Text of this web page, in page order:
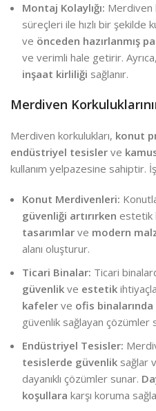
Montaj Kolaylığı: Merdiven
süreçleri ile hızlı bir şekilde
ve önceden hazırlanmış
ve verimli hale getirir.
inşaat kirliliği sağlanır.
Merdiven
Merdiven korkulukları, konut
endüstriyel tesisler ve
kullanım yelpazesine sahiptir.
Konut Merdivenleri:
güvenliği artırırken estetik
tasarımlar ve modern
alanı oluşturur.
Ticari Binalar: Ticari
güvenlik ve estetik
kafeler ve ofis binalarında
güvenlik sağlayan çözümler
Endüstriyel Tesisler:
tesislerde güvenlik sağlar
dayanıklı çözümler sunar.
koşullara karşı koruma